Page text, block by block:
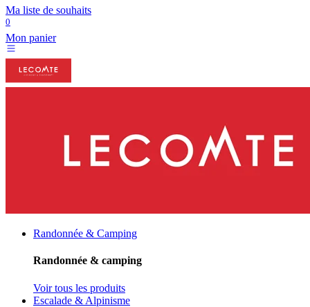
Ma liste de souhaits
0
Mon panier
Randonnée & Camping
Randonnée & camping
Voir tous les produits
Escalade & Alpinisme